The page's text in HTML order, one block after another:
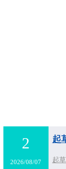
2
2026/08/07
起
起